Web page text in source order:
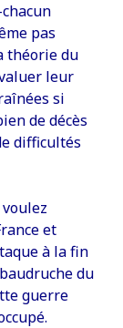
pas
théorie du
leur
si
de décès
difficultés
et
à la fin
du
guerre